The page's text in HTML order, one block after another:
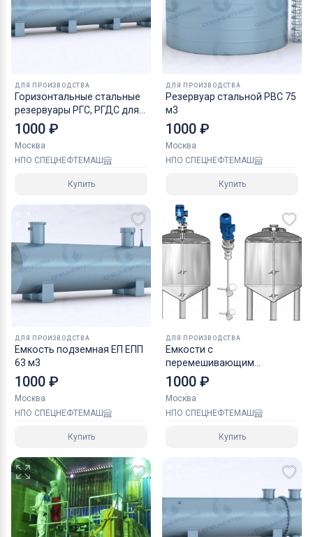
ДЛЯ ПРОИЗВОДСТВА
Горизонтальные стальные
резервуары РГС, РГДС для
нефтепродуктов
1000 ₽
Москва
НПО СПЕЦНЕФТЕМАШ
Купить
ДЛЯ ПРОИЗВОДСТВА
Резервуар стальной РВС 75
м3
1000 ₽
Москва
НПО СПЕЦНЕФТЕМАШ
Купить
ДЛЯ ПРОИЗВОДСТВА
Емкость подземная ЕП ЕПП
63 м3
1000 ₽
Москва
НПО СПЕЦНЕФТЕМАШ
Купить
ДЛЯ ПРОИЗВОДСТВА
Емкости с
перемешивающим
устройством
1000 ₽
Москва
НПО СПЕЦНЕФТЕМАШ
Купить